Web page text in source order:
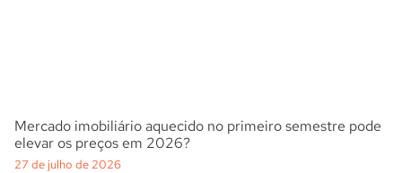
Mercado imobiliário aquecido no primeiro semestre pode
elevar os preços em 2026?
27 de julho de 2026